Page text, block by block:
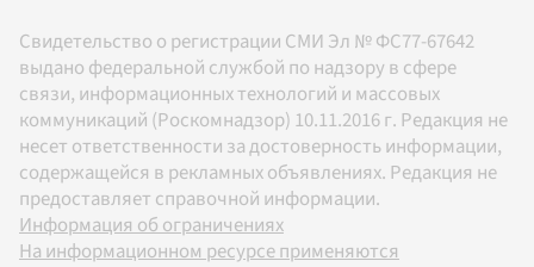
Свидетельство о регистрации СМИ Эл № ФС77-67642
выдано федеральной службой по надзору в сфере
связи, информационных технологий и массовых
коммуникаций (Роскомнадзор) 10.11.2016 г. Редакция не
несет ответственности за достоверность информации,
содержащейся в рекламных объявлениях. Редакция не
предоставляет справочной информации.
Информация об ограничениях
На информационном ресурсе применяются